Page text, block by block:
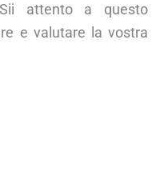
attento a questo
e valutare la vostra